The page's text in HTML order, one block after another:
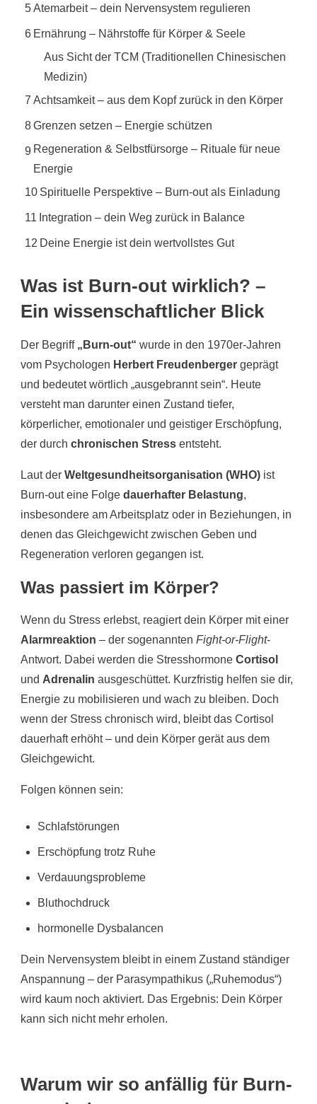
5Atemarbeit – dein Nervensystem regulieren
6 Ernährung – Nährstoffe für Körper & Seele
Aus Sicht der TCM (Traditionellen Chinesischen
Medizin)
7 Achtsamkeit – aus dem Kopf zurück in den Körper
8Grenzen setzen – Energie schützen
9 Regeneration & Selbstfürsorge – Rituale für neue
Energie
10 Spirituelle Perspektive – Burn-out als Einladung
11 Integration – dein Weg zurück in Balance
12 Deine Energie ist dein wertvollstes Gut
Was ist Burn-out wirklich? –
Ein wissenschaftlicher Blick
Der Begriff „Burn-out“ wurde in den 1970er-Jahren
vom Psychologen Herbert Freudenberger geprägt
und bedeutet wörtlich „ausgebrannt sein“. Heute
versteht man darunter einen Zustand tiefer,
körperlicher, emotionaler und geistiger Erschöpfung,
der durch chronischen Stress entsteht.
Laut der Weltgesundheitsorganisation (WHO) ist
Burn-out eine Folge dauerhafter Belastung,
insbesondere am Arbeitsplatz oder in Beziehungen, in
denen das Gleichgewicht zwischen Geben und
Regeneration verloren gegangen ist.
Was passiert im Körper?
Wenn du Stress erlebst, reagiert dein Körper mit einer
Alarmreaktion – der sogenannten Fight-or-Flight-
Antwort. Dabei werden die Stresshormone Cortisol
und Adrenalin ausgeschüttet. Kurzfristig helfen sie dir,
Energie zu mobilisieren und wach zu bleiben. Doch
wenn der Stress chronisch wird, bleibt das Cortisol
dauerhaft erhöht – und dein Körper gerät aus dem
Gleichgewicht.
Folgen können sein:
Schlafstörungen
Erschöpfung trotz Ruhe
Verdauungsprobleme
Bluthochdruck
hormonelle Dysbalancen
Dein Nervensystem bleibt in einem Zustand ständiger
Anspannung – der Parasympathikus („Ruhemodus“)
wird kaum noch aktiviert. Das Ergebnis: Dein Körper
kann sich nicht mehr erholen.
Warum wir so anfällig für Burn-